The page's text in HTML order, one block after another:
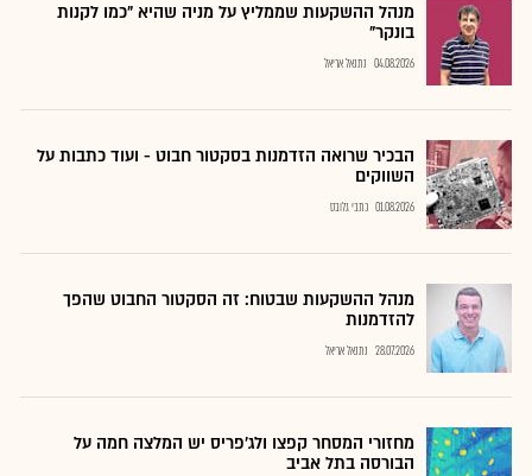
מנהל ההשקעות שממליץ על מניה שהיא "כמו לקנות
בונקר"
04.08.2026 נתנאל אריאל
הבכיר שרואה הזדמנות בסקטור חבוט - ועוד כתבות על
השווקים
01.08.2026 כתבי גלובס
מנהל ההשקעות שבטוח: זה הסקטור החבוט שהפך
להזדמנות
28.07.2026 נתנאל אריאל
מחזורי המסחר קפצו ולג'פריס יש המלצה חמה על
הבורסה בתל אביב